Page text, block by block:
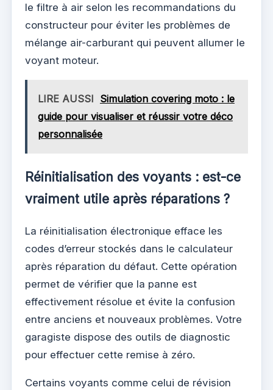
le filtre à air selon les recommandations du
constructeur pour éviter les problèmes de
mélange air-carburant qui peuvent allumer le
voyant moteur.
LIRE AUSSI Simulation covering moto : le
guide pour visualiser et réussir votre déco
personnalisée
Réinitialisation des voyants : est-ce
vraiment utile après réparations ?
La réinitialisation électronique efface les
codes d’erreur stockés dans le calculateur
après réparation du défaut. Cette opération
permet de vérifier que la panne est
effectivement résolue et évite la confusion
entre anciens et nouveaux problèmes. Votre
garagiste dispose des outils de diagnostic
pour effectuer cette remise à zéro.
Certains voyants comme celui de révision